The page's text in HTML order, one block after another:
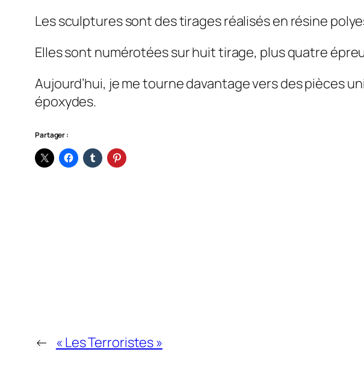
Les sculptures sont des tirages réalisés en résine
Elles sont numérotées sur huit tirage, plus quatre
Aujourd’hui, je me tourne davantage vers des pièces
époxydes.
Partager :
← « Les Terroristes »